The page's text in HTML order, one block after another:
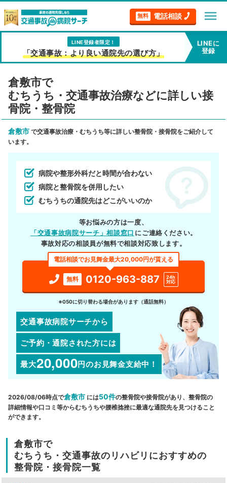
無料 電話相談 menu
LINE登録者限定！
「交通事故：より良い通院先の選び方」
LINEに
登録
倉敷市で
むちうち・交通事故治療などに詳しい接
骨院・整骨院
倉敷市 で交通事故治療・むちうち等に詳しい整骨院・接骨院をご紹介して
います。
病院や整形外科だと時間が合わない
病院と整骨院を併用したい
むちうちの通院先はどこがいいのか
等お悩みの方は一度、
「交通事故病院サーチ」相談窓口 にご連絡ください。
事故対応の相談員が無料で相談対応致します。
電話相談でお見舞金最大20,000円が貰える
無料 0120-963-887
24h
対応
※050に切り替わる場合があります（通話無料）
交通事故病院サーチから
ご予約・通院された方には
最大20,000円のお見舞金支給中！
2026/08/06時点で倉敷市 には50件の整骨院や接骨院があり、整骨院の
詳細情報や口コミ等からむちうちや腰椎捻挫に最適な通院先を見つけること
ができます。
倉敷市で
むちうち・交通事故のリハビリにおすすめの
整骨院・接骨院一覧